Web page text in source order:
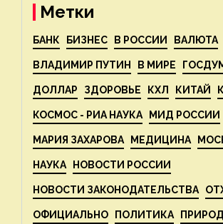
Метки
БАНК БИЗНЕС В РОССИИ ВАЛЮТА
ВЛАДИМИР ПУТИН В МИРЕ
ДОЛЛАР ЗДОРОВЬЕ КХЛ КИТАЙ
КОСМОС - РИА НАУКА МИД РОССИИ
МАРИЯ ЗАХАРОВА МЕДИЦИНА
НАУКА НОВОСТИ РОССИИ
НОВОСТИ ЗАКОНОДАТЕЛЬСТВА
ОФИЦИАЛЬНО ПОЛИТИКА